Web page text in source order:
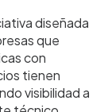
diseñada
que
con
tienen
visibilidad a